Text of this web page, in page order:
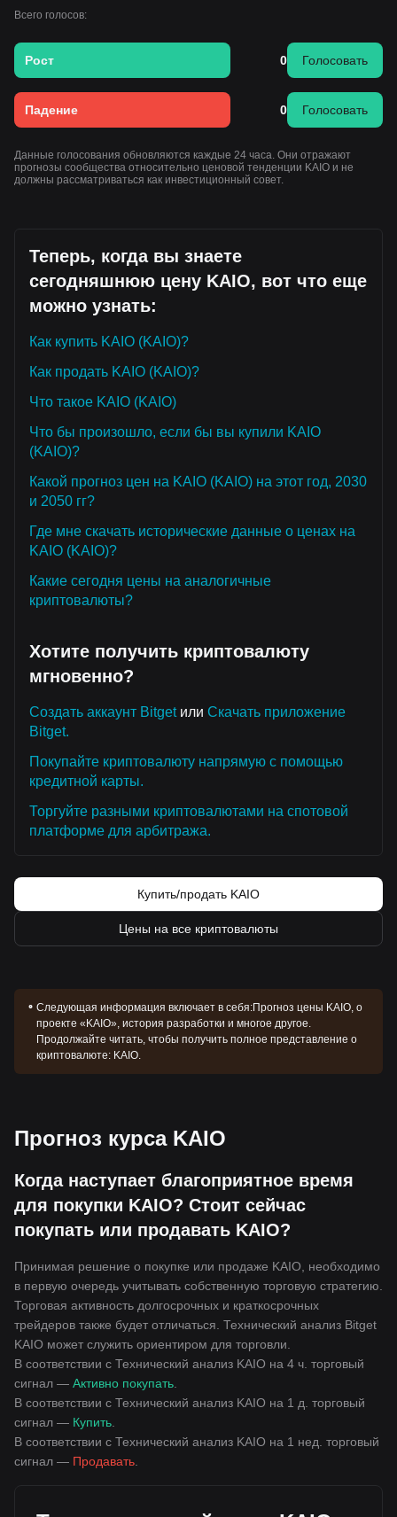
Общий консенсус среди аналитиков таков: несмотря на
в процессе установления рыночной оценки, пока цена
удерживается выше ключевой поддержки
$0.00068,
нейтральным оттенком
, поддерживаемым
институциональным внедрением инфраструктуры
Всего голосов:
Рост 0 Голосовать
Падение 0 Голосовать
Данные голосования обновляются каждые 24 часа. Они отражают
прогнозы сообщества относительно ценовой тенденции KAIO и не
должны рассматриваться как инвестиционный совет.
Теперь, когда вы знаете
сегодняшнюю цену KAIO, вот что еще
можно узнать:
Как купить KAIO (KAIO)?
Как продать KAIO (KAIO)?
Что такое KAIO (KAIO)
Что бы произошло, если бы вы купили KAIO
(KAIO)?
Какой прогноз цен на KAIO (KAIO) на этот год, 2030
и 2050 гг?
Где мне скачать исторические данные о ценах на
KAIO (KAIO)?
Какие сегодня цены на аналогичные
криптовалюты?
Хотите получить криптовалюту
мгновенно?
Создать аккаунт Bitgetили Скачать приложение
Bitget.
Покупайте криптовалюту напрямую с помощью
кредитной карты.
Торгуйте разными криптовалютами на спотовой
платформе для арбитража.
Купить/продать KAIO
Цены на все криптовалюты
Следующая информация включает в себя:Прогноз цены KAIO, о
проекте «KAIO», история разработки и многое другое.
Продолжайте читать, чтобы получить полное представление о
криптовалюте: KAIO.
Прогноз курса KAIO
Когда наступает благоприятное время
для покупки KAIO? Стоит сейчас
покупать или продавать KAIO?
Принимая решение о покупке или продаже KAIO, необходимо
в первую очередь учитывать собственную торговую стратегию.
Торговая активность долгосрочных и краткосрочных
трейдеров также будет отличаться. Технический анализ Bitget
KAIO может служить ориентиром для торговли.
В соответствии с Технический анализ KAIO на 4 ч. торговый
сигнал — Активно покупать
В соответствии с Технический анализ KAIO на 1 д. торговый
сигнал — Купить
В соответствии с Технический анализ KAIO на 1 нед. торговый
сигнал — Продавать